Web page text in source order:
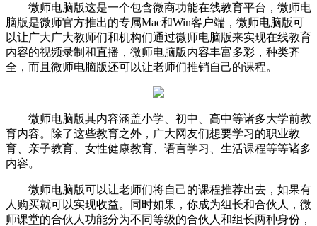
微师电脑版这是一个包含微商功能在线教育平台，微师电
脑版是微师官方推出的专属Mac和Win客户端，微师电脑版可
以让广大广大教师们和机构们通过微师电脑版来实现在线教育
内容的视频录制和直播，微师电脑版内容丰富多彩，种类齐
全，而且微师电脑版还可以让老师们推销自己的课程。
微师电脑版其内容涵盖小学、初中、高中等诸多大学前教
育内容。除了这些教育之外，广大网友们想要学习的职业教
育、亲子教育、女性健康教育、语言学习、生活课程等等诸多
内容。
微师电脑版可以让老师们将自己的课程推荐出去，如果有
人购买就可以实现收益。同时如果，你成为组长和合伙人，微
师课堂的合伙人功能分为不同等级的合伙人和组长两种身份，